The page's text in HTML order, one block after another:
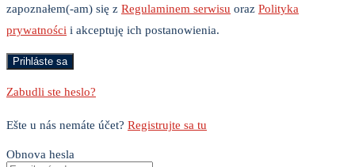
zapoznałem(-am) się z Regulaminem serwisu oraz Polityka
prywatności i akceptuję ich postanowienia.
Zabudli ste heslo?
Ešte u nás nemáte účet? Registrujte sa tu
Obnova hesla